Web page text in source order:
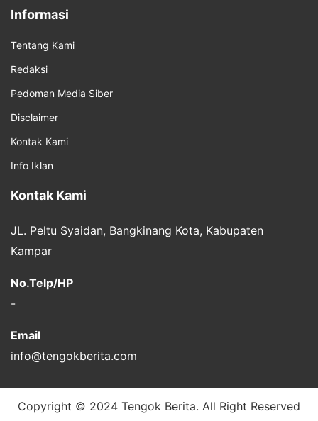
Informasi
Tentang Kami
Redaksi
Pedoman Media Siber
Disclaimer
Kontak Kami
Info Iklan
Kontak Kami
JL. Peltu Syaidan, Bangkinang Kota, Kabupaten
Kampar
No.Telp/HP
-
Email
info@tengokberita.com
Copyright © 2024 Tengok Berita. All Right Reserved